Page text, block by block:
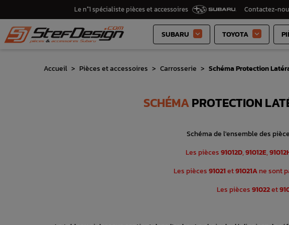
Le n°1 spécialiste pièces et accessoires Contactez-
SUBARU  TOYOTA 
Accueil Pièces et accessoires Carrosserie Schéma Protection
SCHÉMAPROTECTION
Schéma de l'ensemble des
Les pièces91012D,91012E,
Les pièces91021et91021Ane sont
Les pièces91022et